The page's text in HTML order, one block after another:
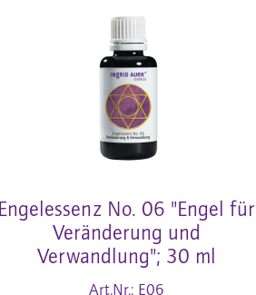
Engelessenz No. 06 "Engel für
Veränderung und
Verwandlung"; 30 ml
Art.Nr.: E06